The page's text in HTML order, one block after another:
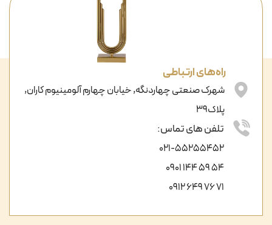
راه‌های ارتباطی
شهرک صنعتی چهاردنگه, خیابان چهارم آلومینیوم کاران,
پلاک39
تلفن های تماس:
021-55255452
54 59 144 0901
71 76 649 0912